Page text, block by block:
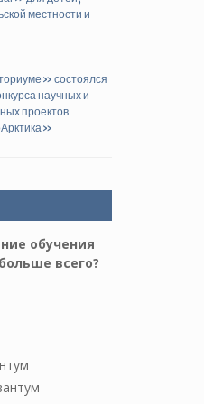
местности и
состоялся
научных и
проектов
обучения
всего?